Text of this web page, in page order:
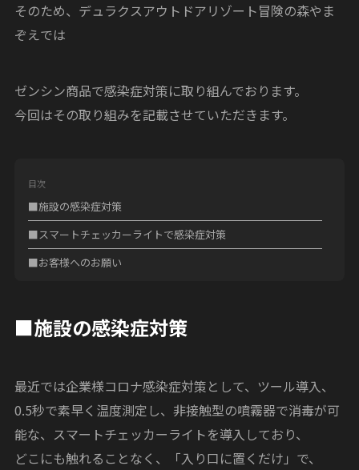
そのため、デュラクスアウトドアリゾート冒険の森やま
ぞえでは
ゼンシン商品で感染症対策に取り組んでおります。
今回はその取り組みを記載させていただきます。
目次
■施設の感染症対策
■スマートチェッカーライトで感染症対策
■お客様へのお願い
■施設の感染症対策
最近では企業様コロナ感染症対策として、ツール導入、
0.5秒で素早く温度測定し、非接触型の噴霧器で消毒が可
能な、スマートチェッカーライトを導入しており、
どこにも触れることなく、「入り口に置くだけ」で、